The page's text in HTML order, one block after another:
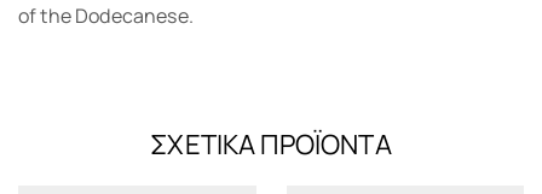
of the Dodecanese.
ΣΧΕΤΙΚΆ ΠΡΟΪΌΝΤΑ